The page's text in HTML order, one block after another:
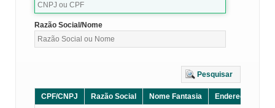
Razão Social/Nome
Pesquisar
CPF/CNPJ Razão Social Nome Fantasia Endereço